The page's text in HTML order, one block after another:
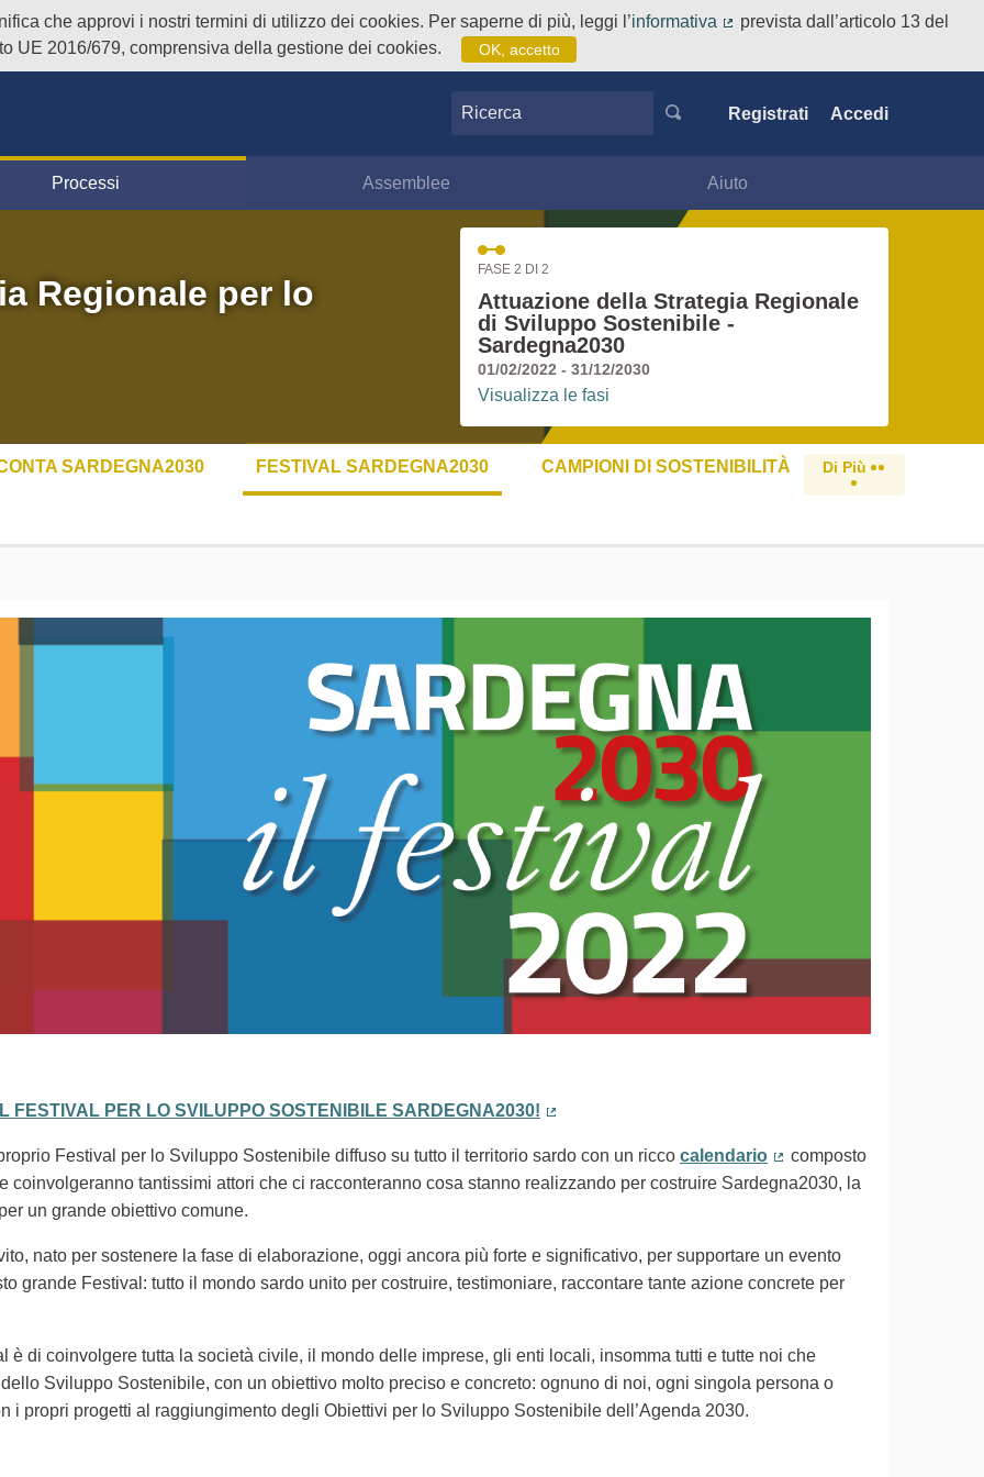
che approvi i nostri termini di utilizzo dei cookies. Per saperne di più, leggi l’informativa
prevista dall’articolo 13 del
UE 2016/679, comprensiva della gestione dei cookies.
OK, accetto
Ricerca Registrati Accedi
Processi Assemblee Aiuto
Regionale per lo
FASE 2 DI 2
Attuazione della Strategia Regionale
di Sviluppo Sostenibile -
Sardegna2030
01/02/2022 - 31/12/2030
Visualizza le fasi
SARDEGNA2030 FESTIVAL SARDEGNA2030 CAMPIONI DI SOSTENIBILITÀ Di Più
FESTIVAL PER LO SVILUPPO SOSTENIBILE SARDEGNA2030!
Festival per lo Sviluppo Sostenibile diffuso su tutto il territorio sardo con un ricco calendario
(Collegamento esterno)
composto
coinvolgeranno tantissimi attori che ci racconteranno cosa stanno realizzando per costruire Sardegna2030, la
un grande obiettivo comune.
nato per sostenere la fase di elaborazione, oggi ancora più forte e significativo, per supportare un evento
grande Festival: tutto il mondo sardo unito per costruire, testimoniare, raccontare tante azione concrete per
è di coinvolgere tutta la società civile, il mondo delle imprese, gli enti locali, insomma tutti e tutte noi che
Sviluppo Sostenibile, con un obiettivo molto preciso e concreto: ognuno di noi, ogni singola persona o
i propri progetti al raggiungimento degli Obiettivi per lo Sviluppo Sostenibile dell’Agenda 2030.